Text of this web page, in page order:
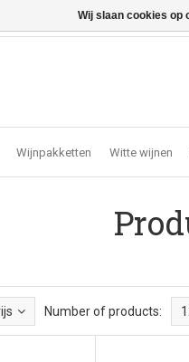
- 77 11 21 - Winkel: Lochtstraat
Wijnpakketten Witte wijnen
Number of products:
Wij slaan cookies op